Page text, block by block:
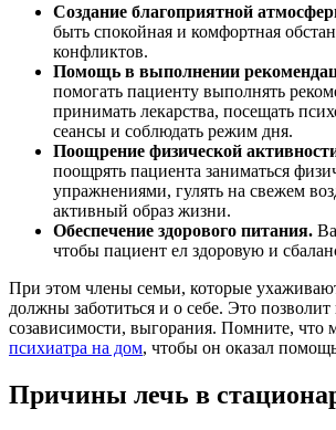
Создание благоприятной
быть спокойная и комфортная
конфликтов.
Помощь в выполнении
помогать пациенту выполнять
принимать лекарства, посещать
сеансы и соблюдать режим дня.
Поощрение физической
поощрять пациента заниматься
упражнениями, гулять на свежем
активный образ жизни.
Обеспечение здорового питания.
чтобы пациент ел здоровую и
При этом члены семьи, которые
должны заботиться и о себе. Это позволит
созависимости, выгорания. Помните, что
психиатра на дом, чтобы он оказал
Причины лечь в